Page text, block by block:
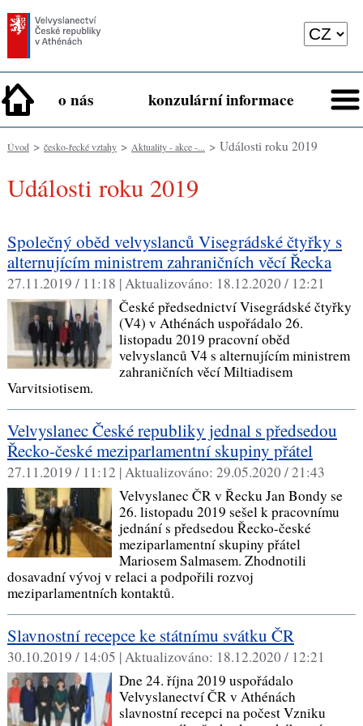
o nás konzulární informace
Úvod> česko-řecké vztahy> Aktuality - akce -... > Události roku 2019
Události roku 2019
Společný oběd velvyslanců Visegrádské čtyřky s
alternujícím ministrem zahraničních věcí Řecka
27.11.2019 / 11:18 |Aktualizováno: 18.12.2020 / 12:21
České předsednictví Visegrádské čtyřky
(V4) v Athénách uspořádalo 26.
listopadu 2019 pracovní oběd
velvyslanců V4 s alternujícím ministrem
zahraničních věcí Miltiadisem
Varvitsiotisem.
Velvyslanec České republiky jednal s předsedou
Řecko-české meziparlamentní skupiny přátel
27.11.2019 / 11:12 |Aktualizováno: 29.05.2020 / 21:43
Velvyslanec ČR v Řecku Jan Bondy se
26. listopadu 2019 sešel k pracovnímu
jednání s předsedou Řecko-české
meziparlamentní skupiny přátel
Mariosem Salmasem. Zhodnotili
dosavadní vývoj v relaci a podpořili rozvoj
meziparlamentních kontaktů.
Slavnostní recepce ke státnímu svátku ČR
30.10.2019 / 14:05 |Aktualizováno: 18.12.2020 / 12:21
Dne 24. října 2019 uspořádalo
Velvyslanectví ČR v Athénách
slavnostní recepci na počest Vzniku